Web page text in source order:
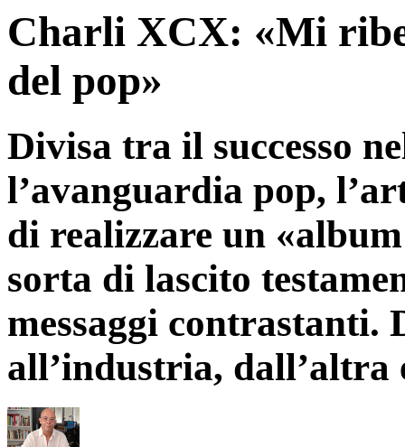
Charli XCX: «Mi
del pop»
Divisa tra il successo
l’avanguardia pop,
di realizzare un
sorta di lascito
messaggi contrastanti.
all’industria, dall’altra